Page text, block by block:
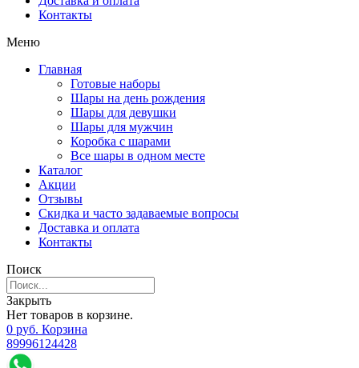
Контакты
Меню
Главная
Готовые наборы
Шары на день рождения
Шары для девушки
Шары для мужчин
Коробка с шарами
Все шары в одном месте
Каталог
Акции
Отзывы
Скидка и часто задаваемые вопросы
Доставка и оплата
Контакты
Поиск
Закрыть
Нет товаров в корзине.
0 руб. Корзина
89996124428